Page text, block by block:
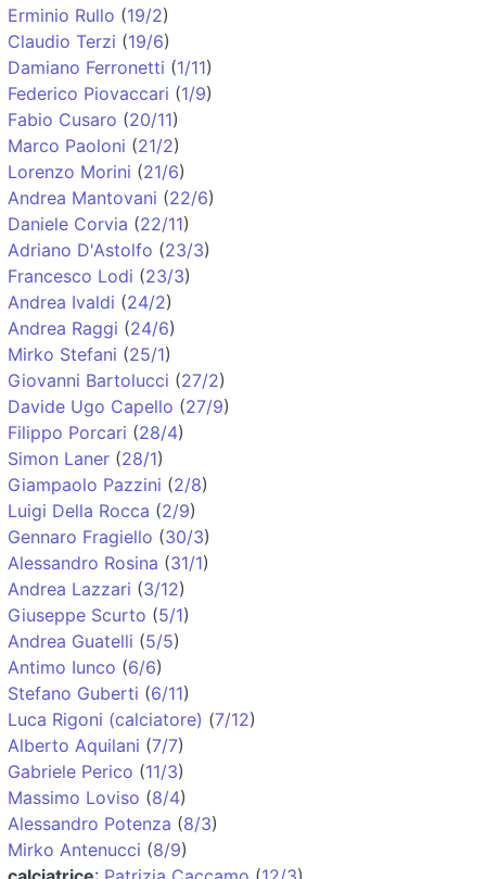
Erminio Rullo (19/2)
Claudio Terzi (19/6)
Damiano Ferronetti (1/11)
Federico Piovaccari (1/9)
Fabio Cusaro (20/11)
Marco Paoloni (21/2)
Lorenzo Morini (21/6)
Andrea Mantovani (22/6)
Daniele Corvia (22/11)
Adriano D'Astolfo (23/3)
Francesco Lodi (23/3)
Andrea Ivaldi (24/2)
Andrea Raggi (24/6)
Mirko Stefani (25/1)
Giovanni Bartolucci (27/2)
Davide Ugo Capello (27/9)
Filippo Porcari (28/4)
Simon Laner (28/1)
Giampaolo Pazzini (2/8)
Luigi Della Rocca (2/9)
Gennaro Fragiello (30/3)
Alessandro Rosina (31/1)
Andrea Lazzari (3/12)
Giuseppe Scurto (5/1)
Andrea Guatelli (5/5)
Antimo Iunco (6/6)
Stefano Guberti (6/11)
Luca Rigoni (calciatore) (7/12)
Alberto Aquilani (7/7)
Gabriele Perico (11/3)
Massimo Loviso (8/4)
Alessandro Potenza (8/3)
Mirko Antenucci (8/9)